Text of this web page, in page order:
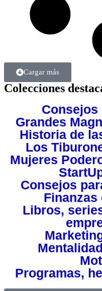
Cargar más
Colecciones
Consejos
Grandes
Historia de
Los
Mujeres
Consejos
Libros,
Programas,